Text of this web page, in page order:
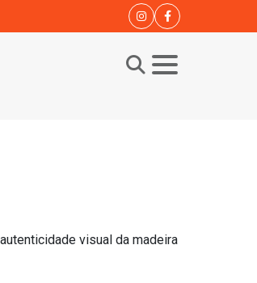
visual da madeira